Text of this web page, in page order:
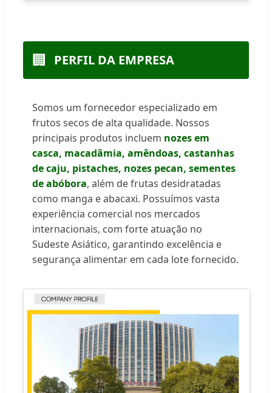
🏢 PERFIL DA EMPRESA
Somos um fornecedor especializado em
frutos secos de alta qualidade. Nossos
principais produtos incluem nozes em
casca, macadâmia, amêndoas, castanhas
de caju, pistaches, nozes pecan, sementes
de abóbora, além de frutas desidratadas
como manga e abacaxi. Possuímos vasta
experiência comercial nos mercados
internacionais, com forte atuação no
Sudeste Asiático, garantindo excelência e
segurança alimentar em cada lote fornecido.